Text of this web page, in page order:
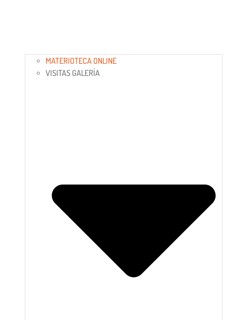
MATERIOTECA ONLINE
VISITAS GALERÍA